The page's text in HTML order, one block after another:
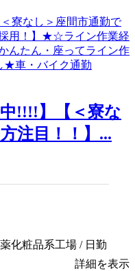
!!!!】【＜寮な
注目！！】...
化粧品系工場 / 日勤
詳細を表示